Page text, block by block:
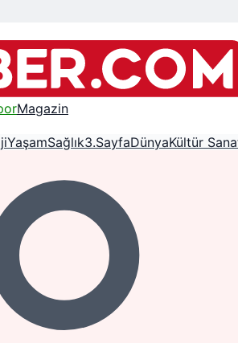
Magazin
YaşamSağlık3.SayfaDünyaKültür